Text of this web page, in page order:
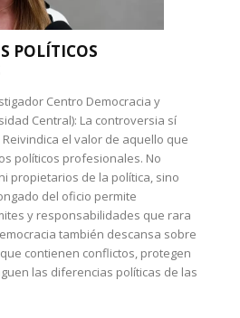
POLÍTICOS
Centro Democracia y
Central): La controversia sí
el valor de aquello que
políticos profesionales. No
propietarios de la política, sino
del oficio permite
y responsabilidades que rara
también descansa sobre
contienen conflictos, protegen
las diferencias políticas de las